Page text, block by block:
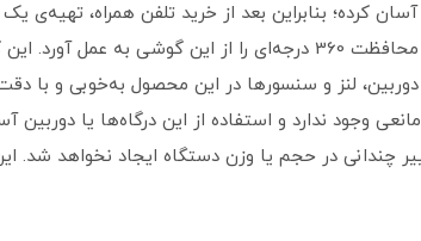
کرده؛ بنابراین بعد از خرید تلفن همراه،
لنز و سنسورها در این محصول به‌خوبی و با
وجود ندارد و استفاده از این درگاه‌ها یا
چندانی در حجم یا وزن دستگاه ایجاد نخواهد